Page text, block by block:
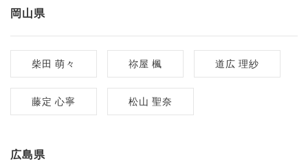
岡山県
柴田 萌々 祢屋 楓 道広 理紗
藤定 心寧 松山 聖奈
広島県